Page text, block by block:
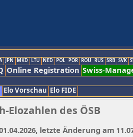
JPN MKD LTU NED POL POR ROU RUS SRB SVK
Online Registration Swiss-
Elo Vorschau Elo FIDE
des ÖSB
letzte Änderung am